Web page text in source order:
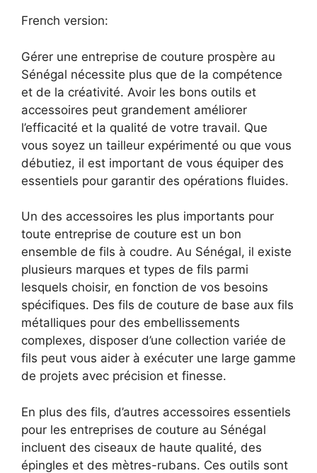
French version:
Gérer une entreprise de couture prospère au
Sénégal nécessite plus que de la compétence
et de la créativité. Avoir les bons outils et
accessoires peut grandement améliorer
l’efficacité et la qualité de votre travail. Que
vous soyez un tailleur expérimenté ou que vous
débutiez, il est important de vous équiper des
essentiels pour garantir des opérations fluides.
Un des accessoires les plus importants pour
toute entreprise de couture est un bon
ensemble de fils à coudre. Au Sénégal, il existe
plusieurs marques et types de fils parmi
lesquels choisir, en fonction de vos besoins
spécifiques. Des fils de couture de base aux fils
métalliques pour des embellissements
complexes, disposer d’une collection variée de
fils peut vous aider à exécuter une large gamme
de projets avec précision et finesse.
En plus des fils, d’autres accessoires essentiels
pour les entreprises de couture au Sénégal
incluent des ciseaux de haute qualité, des
épingles et des mètres-rubans. Ces outils sont